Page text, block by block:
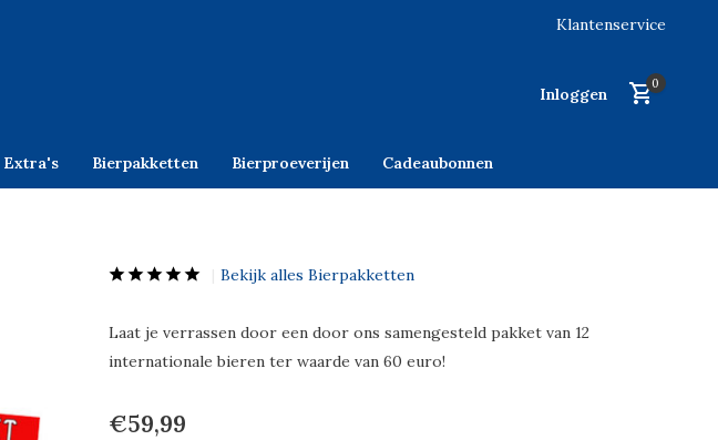
Klantenservice
Inloggen
0
Extra's Bierpakketten Bierproeverijen Cadeaubonnen
Bekijk alles Bierpakketten
Laat je verrassen door een door ons samengesteld pakket van 12
internationale bieren ter waarde van 60 euro!
€59,99